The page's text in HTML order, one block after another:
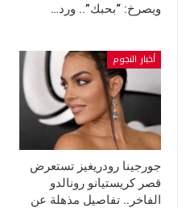
ويصرخ: “بحبك”.. ورد…
أخبار النجوم
جورجينا رودريغيز تستعرض
قصر كريستيانو رونالدو
الفاخر.. تفاصيل مذهلة عن